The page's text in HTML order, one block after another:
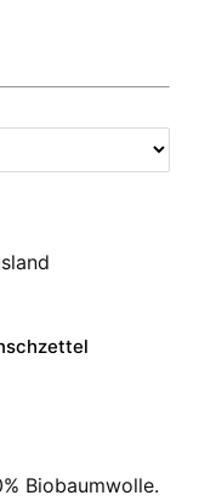
Biobaumwolle.